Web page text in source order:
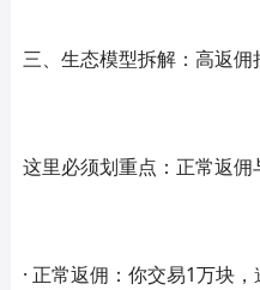
三、生态模型拆解：高返佣
这里必须划重点：正常返佣
· 正常返佣：你交易1万块